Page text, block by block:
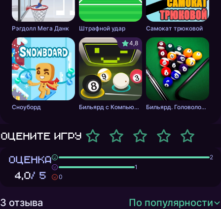
Рэгдолл Мега Данк Штрафной удар Самокат трюковой
Сноуборд
4,8
Бильярд с Компьютером Бильярд. Головоломка.
Оцените игру
ОЦЕНКА
4,0/ 5
2
1
0
3 отзыва По популярности